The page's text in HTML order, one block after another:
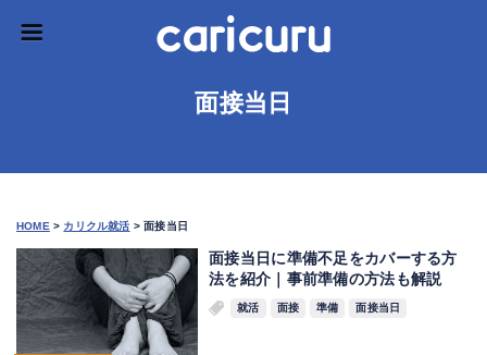
面接当日
HOME > カリクル就活 >面接当日
面接当日に準備不足をカバーする方
法を紹介｜事前準備の方法も解説
就活 面接 準備 面接当日